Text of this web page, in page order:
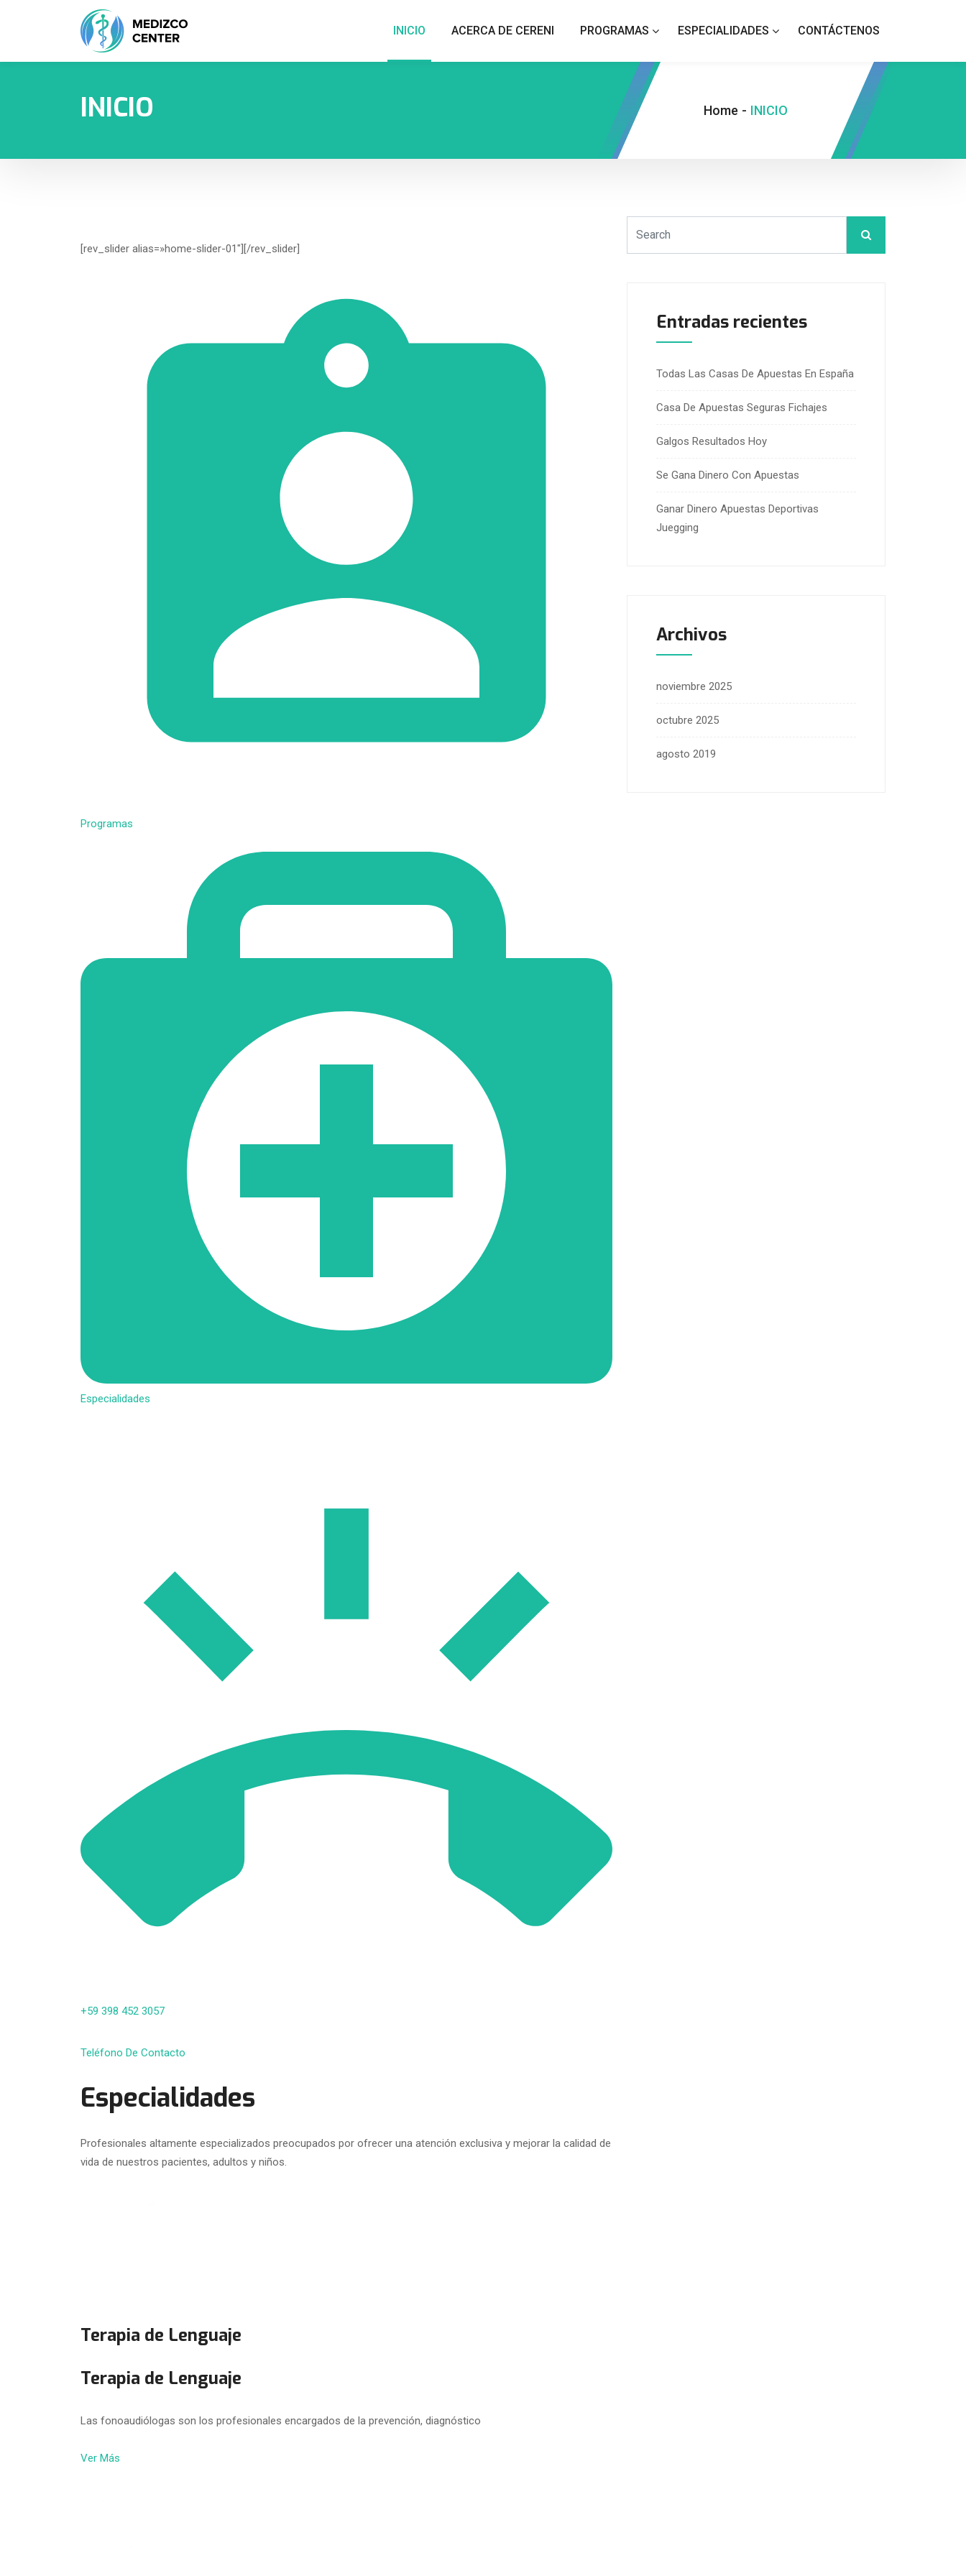
INICIO ACERCA DE CERENI PROGRAMAS ESPECIALIDADES CONTÁCTENOS
INICIO Home - INICIO
[rev_slider alias=»home-slider-01″][/rev_slider]
Programas
Especialidades
+59 398 452 3057
Teléfono De Contacto
Especialidades
Profesionales altamente especializados preocupados por ofrecer una atención exclusiva y mejorar la calidad de
vida de nuestros pacientes, adultos y niños.
Terapia de Lenguaje
Terapia de Lenguaje
Las fonoaudiólogas son los profesionales encargados de la prevención, diagnóstico
Ver Más
Entradas recientes
Todas Las Casas De Apuestas En España
Casa De Apuestas Seguras Fichajes
Galgos Resultados Hoy
Se Gana Dinero Con Apuestas
Ganar Dinero Apuestas Deportivas
Juegging
Archivos
noviembre 2025
octubre 2025
agosto 2019